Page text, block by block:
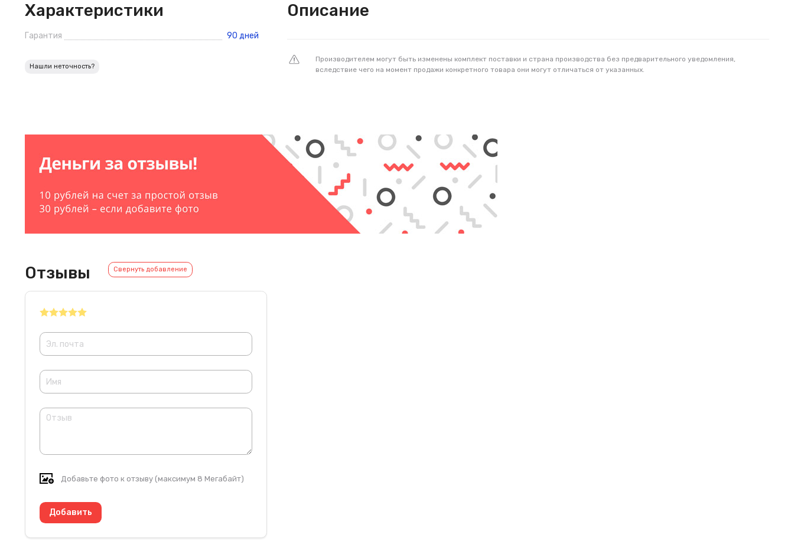
Характеристики
Гарантия 90 дней
Нашли неточность?
Описание
Производителем могут быть изменены комплект поставки и страна производства без предварительного уведомления,
вследствие чего на момент продажи конкретного товара они могут отличаться от указанных.
Отзывы Свернуть добавление
Добавьте фото к отзыву (максимум 8 Мегабайт)